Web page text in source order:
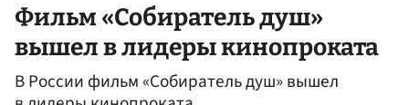
Фильм «Собиратель душ»
вышел в лидеры кинопроката
В России фильм «Собиратель душ» вышел